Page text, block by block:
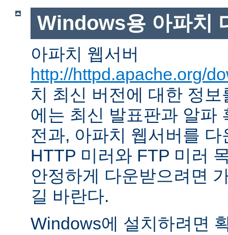
Windows용 아파치
아파치 웹서버
http://httpd.apache.org/
치 최신 버전에 대한 정
에는 최신 발표판과 알파
전과, 아파치 웹서버를
HTTP 미러와 FTP 미러
안정하게 다운받으려면
길 바란다.
Windows에 설치하려면